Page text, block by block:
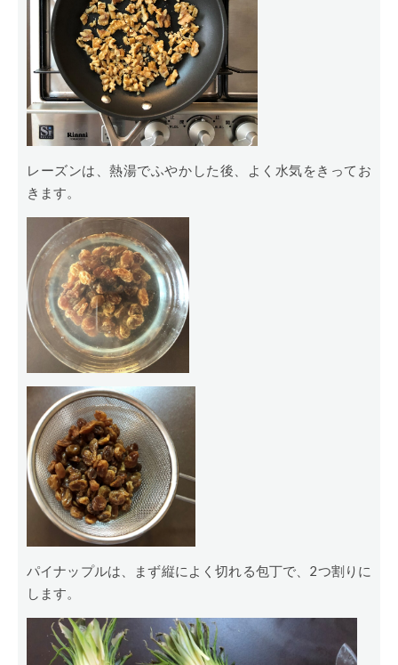
レーズンは、熱湯でふやかした後、よく水気をきってお
きます。
パイナップルは、まず縦によく切れる包丁で、2つ割りに
します。